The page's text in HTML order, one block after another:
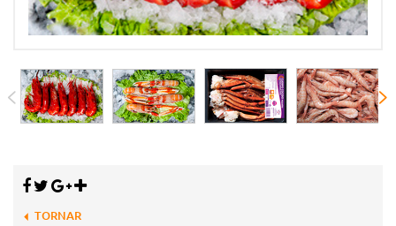
TORNAR